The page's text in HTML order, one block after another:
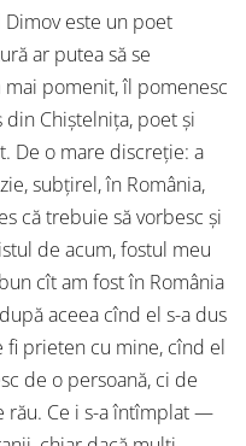
este un poet
ar putea să se
pomenit, îl pomenesc
Chiştelniţa, poet şi
De o mare discreţie: a
subţirel, în România,
că trebuie să vorbesc şi
de acum, fostul meu
cît am fost în România
aceea cînd el s-a dus
fi prieten cu mine, cînd el
de o persoană, ci de
rău. Ce i s-a întîmplat —